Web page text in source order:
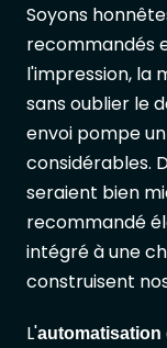
Soyons
recommandés
l'impression, la
sans oublier le
envoi pompe
considérables.
seraient bien
recommandé
intégré à une
construisent
L'automatisation